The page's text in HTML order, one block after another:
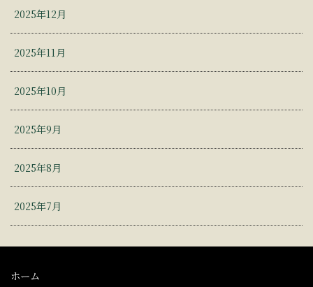
2025年12月
2025年11月
2025年10月
2025年9月
2025年8月
2025年7月
ホーム